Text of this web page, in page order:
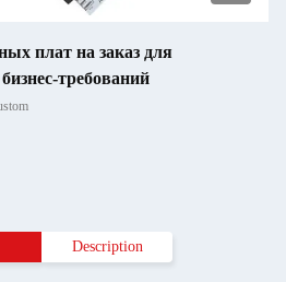
плат на заказ для
требований
Description